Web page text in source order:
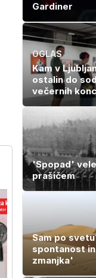
Gardiner
OGLAS
Kam v
ostalin do
večernih
'Spopad'
prašičem
Sam po
spontanost
zmanjka'